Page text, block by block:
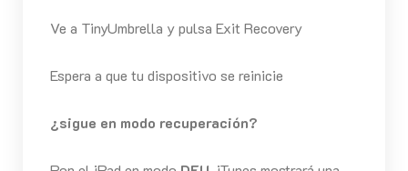
Ve a TinyUmbrella y pulsa Exit Recovery
Espera a que tu dispositivo se reinicie
¿sigue en modo recuperación?